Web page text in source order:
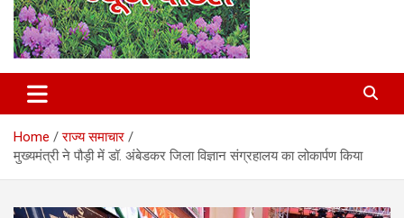
Pahadvasi
Home
राज्य समाचार
मुख्यमंत्री ने पौड़ी में डॉ. अंबेडकर जिला विज्ञान संग्रहालय का लोकार्पण किया